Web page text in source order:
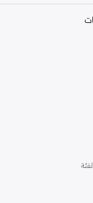
لأحذية الأطفال. تساعد
مما يحافظ على مظهر
وعلاجات العزل المائي.
أو مناسبة.
المقاس المثالي وأضيفوا
بعده.